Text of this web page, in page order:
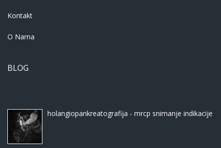
Kontakt
O Nama
BLOG
holangiopankreatografija - mrcp snimanje indikacije